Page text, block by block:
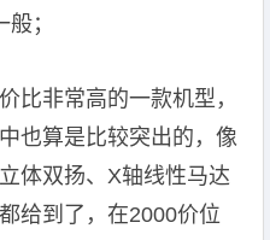
；
非常高的一款机型，
也算是比较突出的，像
体双扬、X轴线性马达
给到了，在2000价位